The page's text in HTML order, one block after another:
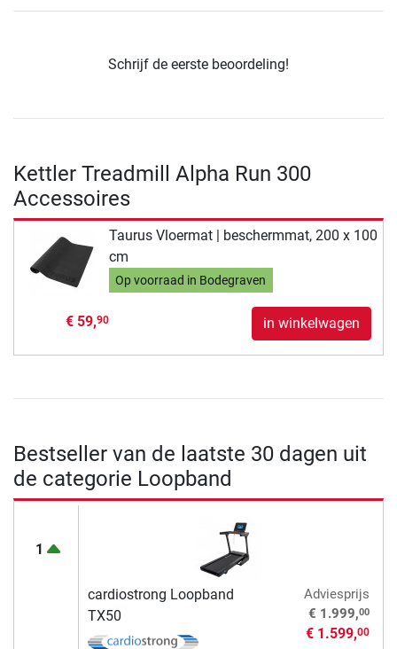
Schrijf de eerste beoordeling!
Kettler Treadmill Alpha Run 300
Accessoires
Taurus Vloermat | beschermmat, 200 x 100
cm
Op voorraad in Bodegraven
€ 59,90 in winkelwagen
Bestseller van de laatste 30 dagen uit
de categorie Loopband
1
cardiostrong Loopband
TX50
Adviesprijs
€ 1.999,00
€ 1.599,00